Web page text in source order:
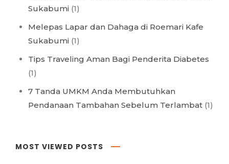
Sukabumi (1)
Melepas Lapar dan Dahaga di Roemari Kafe
Sukabumi (1)
Tips Traveling Aman Bagi Penderita Diabetes
(1)
7 Tanda UMKM Anda Membutuhkan
Pendanaan Tambahan Sebelum Terlambat (1)
MOST VIEWED POSTS